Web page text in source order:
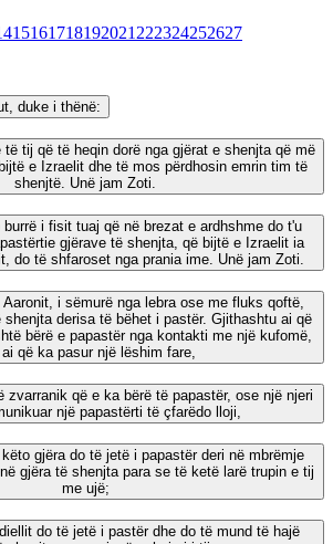
15161718192021 222324252627
duke i thënë:
tij që të heqin dorë nga gjërat e shenjta që më
e Izraelit dhe të mos përdhosin emrin tim të
shenjtë. Unë jam Zoti.
i fisit tuaj që në brezat e ardhshme do t'u
gjërave të shenjta, që bijtë e Izraelit ia
do të shfaroset nga prania ime. Unë jam Zoti.
i sëmurë nga lebra ose me fluks qoftë,
derisa të bëhet i pastër. Gjithashtu ai që
bërë e papastër nga kontakti me një kufomë,
që ka pasur një lëshim fare,
zvarranik që e ka bërë të papastër, ose një njeri
një papastërti të çfarëdo lloji,
gjëra do të jetë i papastër deri në mbrëmje
gjëra të shenjta para se të ketë larë trupin e tij
me ujë;
do të jetë i pastër dhe do të mund të hajë